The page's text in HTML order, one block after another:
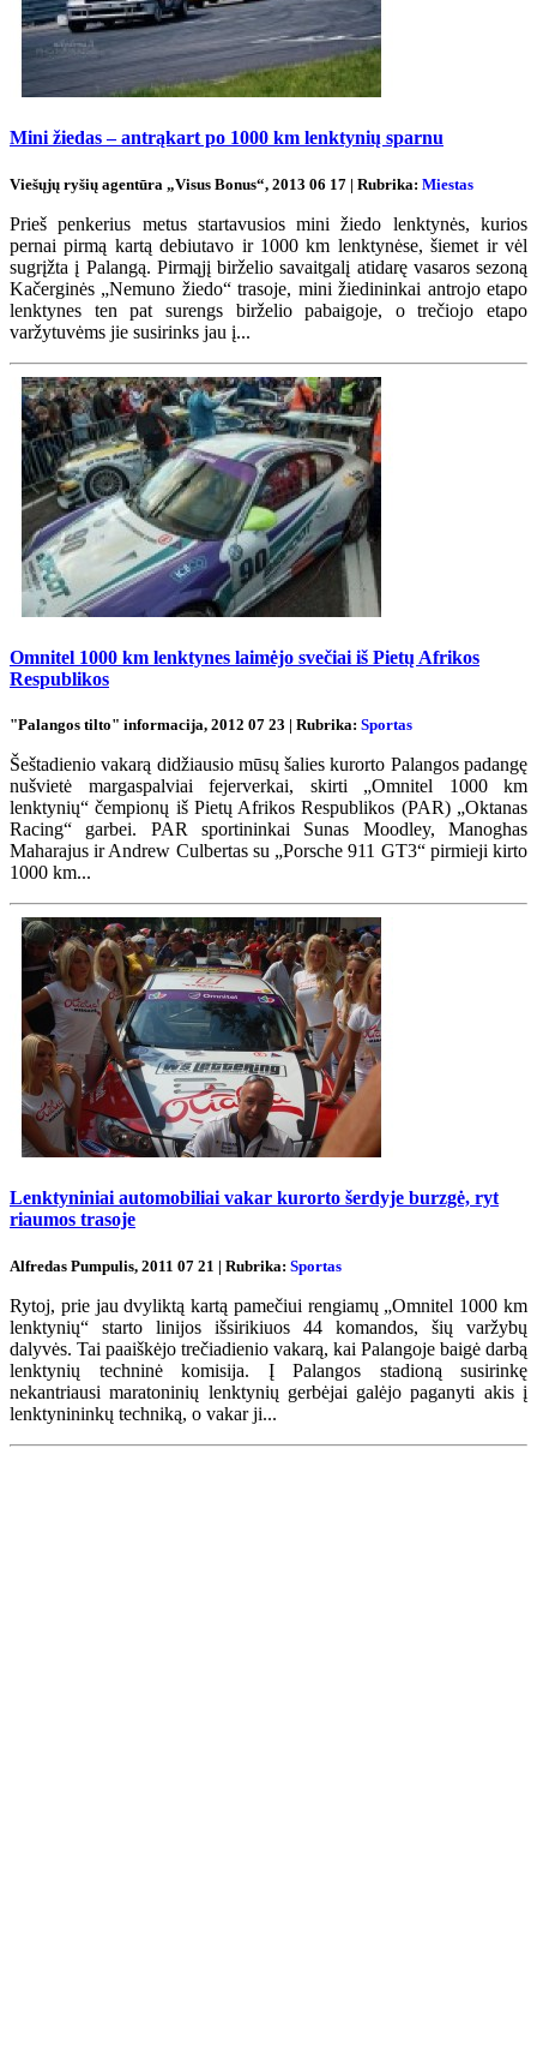
Mini žiedas – antrąkart po 1000 km lenktynių sparnu
Viešųjų ryšių agentūra „Visus Bonus“, 2013 06 17 | Rubrika: Miestas
Prieš penkerius metus startavusios mini žiedo lenktynės, kurios
pernai pirmą kartą debiutavo ir 1000 km lenktynėse, šiemet ir vėl
sugrįžta į Palangą. Pirmąjį birželio savaitgalį atidarę vasaros sezoną
Kačerginės „Nemuno žiedo“ trasoje, mini žiedininkai antrojo etapo
lenktynes ten pat surengs birželio pabaigoje, o trečiojo etapo
varžytuvėms jie susirinks jau į...
Omnitel 1000 km lenktynes laimėjo svečiai iš Pietų Afrikos
Respublikos
"Palangos tilto" informacija, 2012 07 23 | Rubrika: Sportas
Šeštadienio vakarą didžiausio mūsų šalies kurorto Palangos padangę
nušvietė margaspalviai fejerverkai, skirti „Omnitel 1000 km
lenktynių“ čempionų iš Pietų Afrikos Respublikos (PAR) „Oktanas
Racing“ garbei. PAR sportininkai Sunas Moodley, Manoghas
Maharajus ir Andrew Culbertas su „Porsche 911 GT3“ pirmieji kirto
1000 km...
Lenktyniniai automobiliai vakar kurorto šerdyje burzgė, ryt
riaumos trasoje
Alfredas Pumpulis, 2011 07 21 | Rubrika: Sportas
Rytoj, prie jau dvyliktą kartą pamečiui rengiamų „Omnitel 1000 km
lenktynių“ starto linijos išsirikiuos 44 komandos, šių varžybų
dalyvės. Tai paaiškėjo trečiadienio vakarą, kai Palangoje baigė darbą
lenktynių techninė komisija. Į Palangos stadioną susirinkę
nekantriausi maratoninių lenktynių gerbėjai galėjo paganyti akis į
lenktynininkų techniką, o vakar ji...